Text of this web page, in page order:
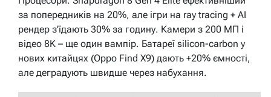
за попередників на 20%, але ігри на ray tracing + AI
рендер з’їдають 30% за годину. Камери з 200 МП і
відео 8K – ще один вампір. Батареї silicon-carbon у
нових китайцях (Oppo Find X9) дають +20% ємності,
але деградують швидше через набухання.